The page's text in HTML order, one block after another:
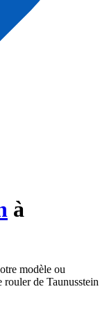
à
modèle ou
de Taunusstein